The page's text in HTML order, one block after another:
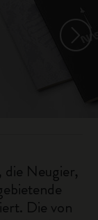
die Neugier,
Die von